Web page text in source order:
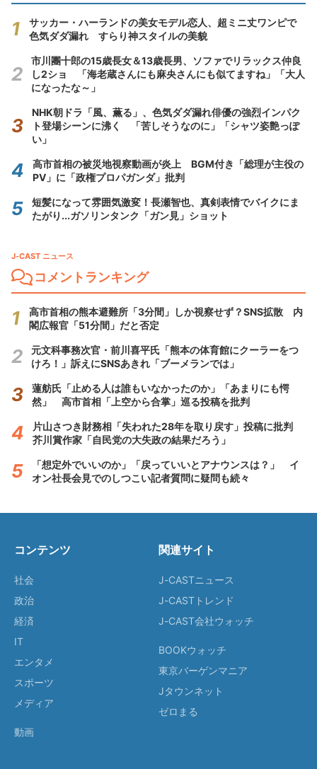
サッカー・ハーランドの美女モデル恋人、超ミニ丈ワンピで
色気ダダ漏れ すらり神スタイルの美貌
市川團十郎の15歳長女＆13歳長男、ソファでリラックス仲良
し2ショ 「海老蔵さんにも麻央さんにも似てますね」「大人
になったな～」
NHK朝ドラ「風、薫る」、色気ダダ漏れ俳優の強烈インパク
ト登場シーンに沸く 「苦しそうなのに」「シャツ姿艶っぽ
い」
高市首相の被災地視察動画が炎上 BGM付き「総理が主役の
PV」に「政権プロパガンダ」批判
短髪になって雰囲気激変！長瀬智也、真剣表情でバイクにま
たがり...ガソリンタンク「ガン見」ショット
J-CAST ニュース
コメントランキング
高市首相の熊本避難所「3分間」しか視察せず？SNS拡散 内
閣広報官「51分間」だと否定
元文科事務次官・前川喜平氏「熊本の体育館にクーラーをつ
けろ！」訴えにSNSあきれ「ブーメランでは」
蓮舫氏「止める人は誰もいなかったのか」「あまりにも愕
然」 高市首相「上空から合掌」巡る投稿を批判
片山さつき財務相「失われた28年を取り戻す」投稿に批判
芥川賞作家「自民党の大失政の結果だろう」
「想定外でいいのか」「戻っていいとアナウンスは？」 イ
オン社長会見でのしつこい記者質問に疑問も続々
コンテンツ
社会
政治
経済
IT
エンタメ
スポーツ
メディア
動画
関連サイト
J-CASTニュース
J-CASTトレンド
J-CAST会社ウォッチ
BOOKウォッチ
東京バーゲンマニア
Jタウンネット
ゼロまる